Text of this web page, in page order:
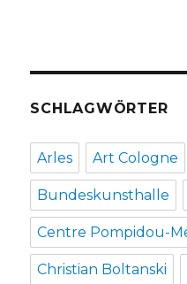
SCHLAGWÖRTER
Arles Art Cologne
Bundeskunsthalle
Centre Pompidou-
Christian Boltanski